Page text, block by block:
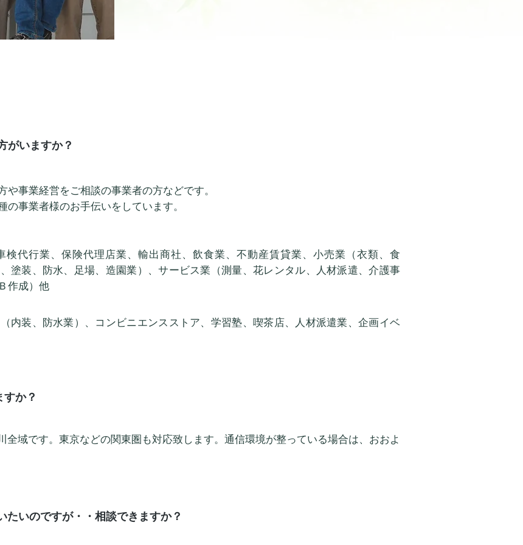
がいますか？
や事業経営をご相談の事業者の方などです。
事業者様のお手伝いをしています。
検代行業、保険代理店業、輸出商社、飲食業、不動産賃貸業、小売業（衣類、食
塗装、防水、足場、造園業）、サービス業（測量、花レンタル、人材派遣、介護事
作成）他​
内装、防水業）、コンビニエンスストア、学習塾、喫茶店、人材派遣業、企画イベ
か？
全域です。東京などの関東圏も対応致します。通信環境が整っている場合は、おおよ
いのですが・・相談できますか？